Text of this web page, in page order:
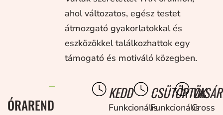
ahol változatos, egész testet
átmozgató gyakorlatokkal és
eszközökkel találkozhattok egy
támogató és motiváló közegben.
ÓRAREND
KEDD
Funkcionális
CSÜTÖRTÖK
FunkcionálisCross